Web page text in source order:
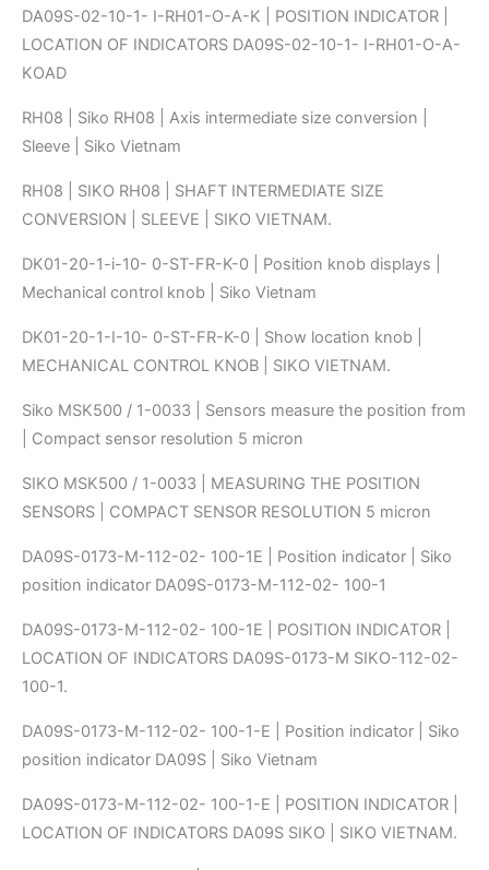
DA09S-02-10-1- I-RH01-O-A-K | POSITION INDICATOR |
LOCATION OF INDICATORS DA09S-02-10-1- I-RH01-O-A-
KOAD
RH08 | Siko RH08 | Axis intermediate size conversion |
Sleeve | Siko Vietnam
RH08 | SIKO RH08 | SHAFT INTERMEDIATE SIZE
CONVERSION | SLEEVE | SIKO VIETNAM.
DK01-20-1-i-10- 0-ST-FR-K-0 | Position knob displays |
Mechanical control knob | Siko Vietnam
DK01-20-1-I-10- 0-ST-FR-K-0 | Show location knob |
MECHANICAL CONTROL KNOB | SIKO VIETNAM.
Siko MSK500 / 1-0033 | Sensors measure the position from
| Compact sensor resolution 5 micron
SIKO MSK500 / 1-0033 | MEASURING THE POSITION
SENSORS | COMPACT SENSOR RESOLUTION 5 micron
DA09S-0173-M-112-02- 100-1E | Position indicator | Siko
position indicator DA09S-0173-M-112-02- 100-1
DA09S-0173-M-112-02- 100-1E | POSITION INDICATOR |
LOCATION OF INDICATORS DA09S-0173-M SIKO-112-02-
100-1.
DA09S-0173-M-112-02- 100-1-E | Position indicator | Siko
position indicator DA09S | Siko Vietnam
DA09S-0173-M-112-02- 100-1-E | POSITION INDICATOR |
LOCATION OF INDICATORS DA09S SIKO | SIKO VIETNAM.